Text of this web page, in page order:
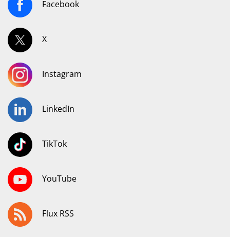
Facebook
X
Instagram
LinkedIn
TikTok
YouTube
Flux RSS